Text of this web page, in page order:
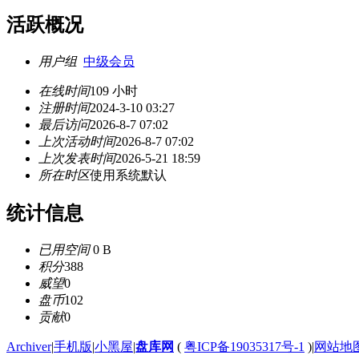
活跃概况
用户组 中级会员
在线时间109 小时
注册时间2024-3-10 03:27
最后访问2026-8-7 07:02
上次活动时间2026-8-7 07:02
上次发表时间2026-5-21 18:59
所在时区使用系统默认
统计信息
已用空间0 B
积分388
威望0
盘币102
贡献0
Archiver|手机版|小黑屋|盘库网 ( 粤ICP备19035317号-1 )|网站地